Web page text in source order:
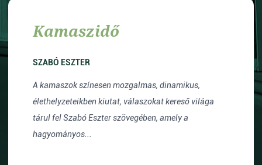
Kamaszidő
SZABÓ ESZTER
A kamaszok színesen mozgalmas, dinamikus,
élethelyzeteikben kiutat, válaszokat kereső világa
tárul fel Szabó Eszter szövegében, amely a
hagyományos...